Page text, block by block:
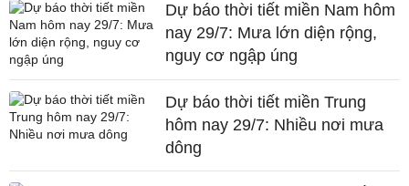
Dự báo thời tiết miền Nam hôm
nay 29/7: Mưa lớn diện rộng,
nguy cơ ngập úng
Dự báo thời tiết miền Trung
hôm nay 29/7: Nhiều nơi mưa
dông